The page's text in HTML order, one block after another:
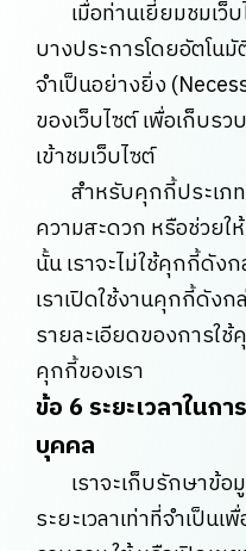
เมื่อท่านเยี่ยมชมเว็
บางประการโดยอัตโน
จำเป็นอย่างยิ่ง
ของเว็บไซต์ เพื่อเก็บร
เข้าชมเว็บไซต์
สำหรับคุกกี้ประเภ
ความสะดวก หรือช่วยใ
นั้น เราจะไม่ใช้คุกกี้ดัง
เราเปิดใช้งานคุกกี้ดัง
รายละเอียดของการใ
คุกกี้ของเรา
ข้อ 6 ระยะเวลาในก
บุคคล
เราจะเก็บรักษาข้
ระยะเวลาเท่าที่จำเป็น